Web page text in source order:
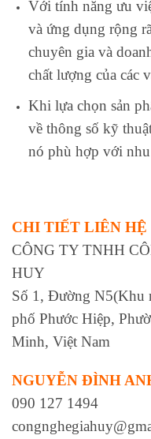
Với tính năng ưu
và ứng dụng rộng
chuyên gia và
chất lượng của các
Khi lựa chọn sản
về thông số kỹ
nó phù hợp với nhu
CHI TIẾT LIÊN HỆ
CÔNG TY TNHH
HUY
Số 1, Đường N5(Khu
phố Phước Hiệp,
Minh, Việt Nam
NGUYỄN ĐÌNH
090 127 1494